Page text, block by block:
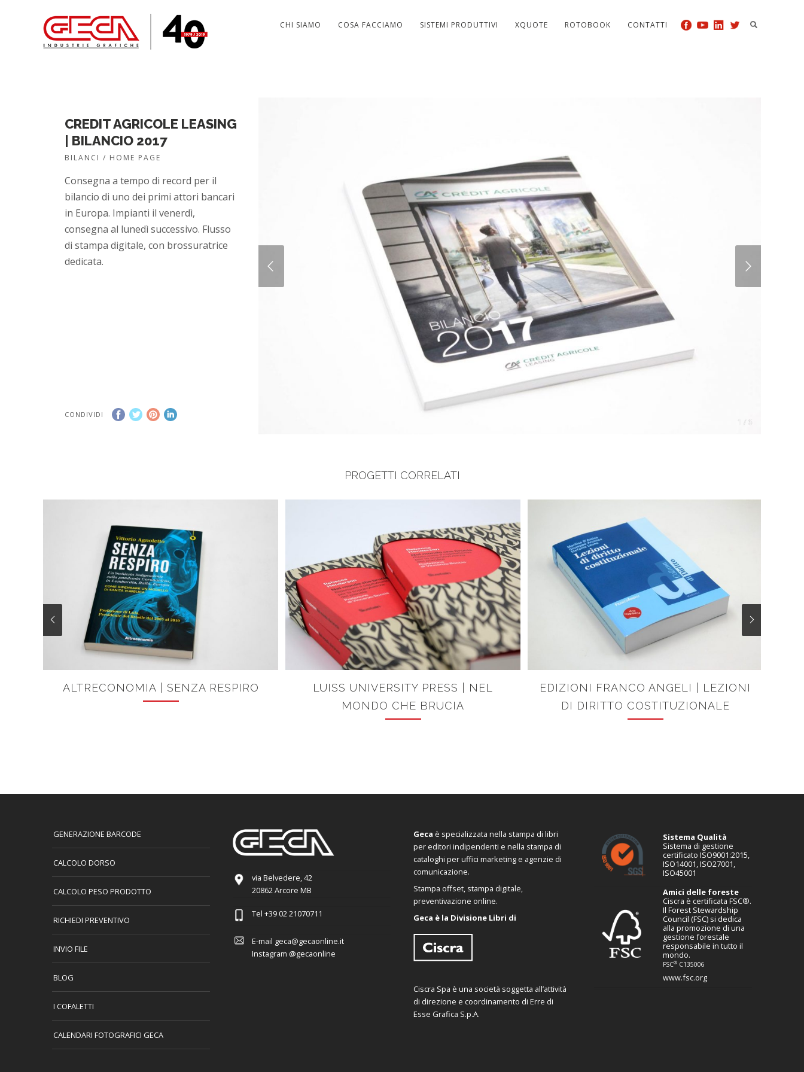
CHI SIAMO COSA FACCIAMO SISTEMI PRODUTTIVI XQUOTE ROTOBOOK CONTATTI
1 / 6
CREDIT AGRICOLE LEASING
| BILANCIO 2017
BILANCI / HOME PAGE
Consegna a tempo di record per il
bilancio di uno dei primi attori bancari
in Europa. Impianti il venerdì,
consegna al lunedì successivo. Flusso
di stampa digitale, con brossuratrice
dedicata.
CONDIVIDI
PROGETTI CORRELATI
ALTRECONOMIA | SENZA RESPIRO
LUISS UNIVERSITY PRESS | NEL
MONDO CHE BRUCIA
EDIZIONI FRANCO ANGELI | LEZIONI
DI DIRITTO COSTITUZIONALE
GENERAZIONE BARCODE
CALCOLO DORSO
CALCOLO PESO PRODOTTO
RICHIEDI PREVENTIVO
INVIO FILE
BLOG
I COFALETTI
CALENDARI FOTOGRAFICI GECA
via Belvedere, 42
20862 Arcore MB
Tel +39 02 21070711
E-mail geca@gecaonline.it
Instagram @gecaonline
Geca è specializzata nella stampa di libri
per editori indipendenti e nella stampa di
cataloghi per uffici marketing e agenzie di
comunicazione.
Stampa offset, stampa digitale,
preventivazione online.
Geca è la Divisione Libri di
Ciscra Spa è una società soggetta all’attività
di direzione e coordinamento di Erre di
Esse Grafica S.p.A.
Sistema Qualità
Sistema di gestione
certificato ISO9001:2015,
ISO14001, ISO27001,
ISO45001
Amici delle foreste
Ciscra è certificata FSC®.
Il Forest Stewardship
Council (FSC) si dedica
alla promozione di una
gestione forestale
responsabile in tutto il
mondo.
FSC®C135006
www.fsc.org